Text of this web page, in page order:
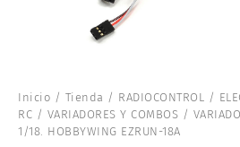
Inicio / Tienda / RADIOCONTROL /
RC / VARIADORES Y COMBOS /
1/18. HOBBYWING EZRUN-18A